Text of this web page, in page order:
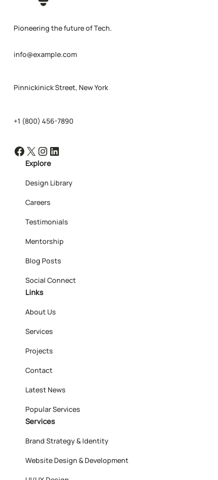
Pioneering the future of Tech.
info@example.com
Pinnickinick Street, New York
+1 (800) 456-7890
Facebook X Instagram LinkedIn
Explore
Design Library
Careers
Testimonials
Mentorship
Blog Posts
Social Connect
Links
About Us
Services
Projects
Contact
Latest News
Popular Services
Services
Brand Strategy & Identity
Website Design & Development